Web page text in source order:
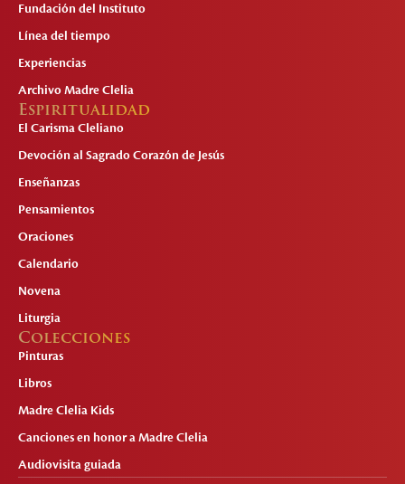
Fundación del Instituto
Línea del tiempo
Experiencias
Archivo Madre Clelia
Espiritualidad
El Carisma Cleliano
Devoción al Sagrado Corazón de Jesús
Enseñanzas
Pensamientos
Oraciones
Calendario
Novena
Liturgia
Colecciones
Pinturas
Libros
Madre Clelia Kids
Canciones en honor a Madre Clelia
Audiovisita guiada